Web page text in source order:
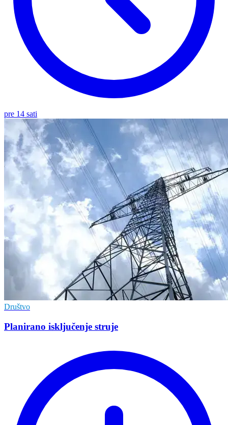
pre 14 sati
Društvo
Planirano isključenje struje